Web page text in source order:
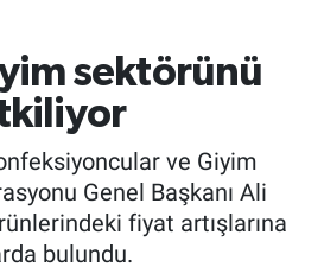
sektörünü
ve Giyim
Genel Başkanı Ali
fiyat artışlarına
bulundu.
Durumu ve Fikstür